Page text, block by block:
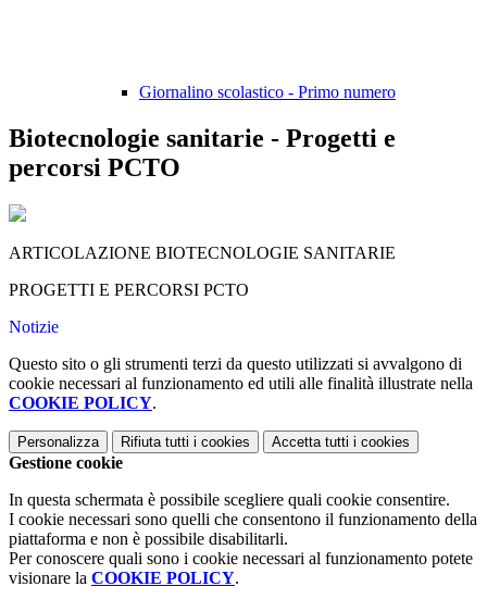
Giornalino scolastico - Primo numero
Biotecnologie sanitarie - Progetti e
percorsi PCTO
ARTICOLAZIONE BIOTECNOLOGIE SANITARIE
PROGETTI E PERCORSI PCTO
Notizie
Questo sito o gli strumenti terzi da questo utilizzati si avvalgono di
cookie necessari al funzionamento ed utili alle finalità illustrate nella
COOKIE POLICY.
Personalizza Rifiuta tutti i cookies Accetta tutti i cookies
Gestione cookie
In questa schermata è possibile scegliere quali cookie consentire.
I cookie necessari sono quelli che consentono il funzionamento della
piattaforma e non è possibile disabilitarli.
Per conoscere quali sono i cookie necessari al funzionamento potete
visionare la COOKIE POLICY.